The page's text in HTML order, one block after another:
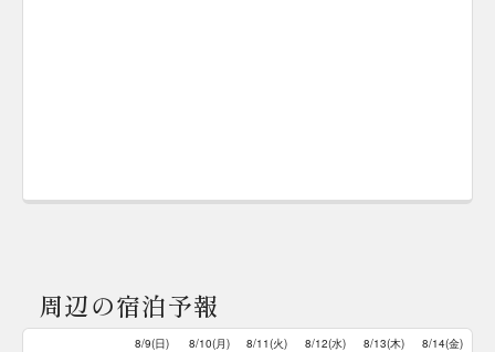
周辺の宿泊予報
8/9(日) 8/10(月) 8/11(火) 8/12(水) 8/13(木) 8/14(金)